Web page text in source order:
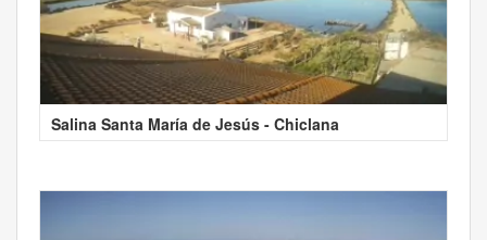
Salina Santa María de Jesús - Chiclana